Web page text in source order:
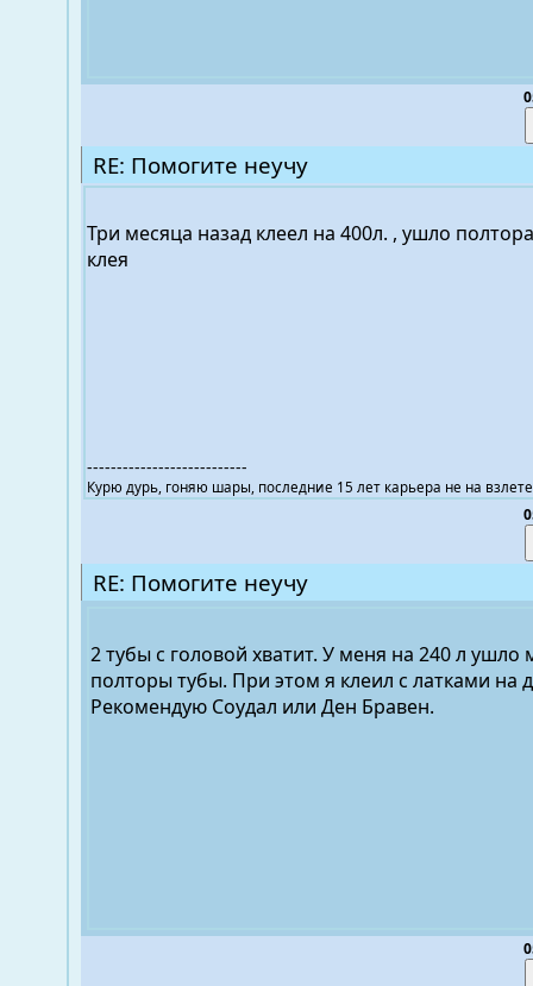
RE: Помогите неучу
Три месяца назад клеел на 400л. , ушло
клея
---------------------------
Курю дурь, гоняю шары, последние 15 лет карьера не на
RE: Помогите неучу
2 тубы с головой хватит. У меня на 240 л
полторы тубы. При этом я клеил с латками на
Рекомендую Соудал или Ден Бравен.